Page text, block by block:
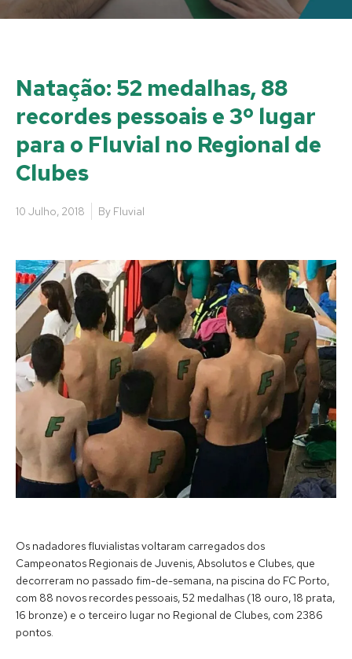
Natação: 52 medalhas, 88
recordes pessoais e 3º lugar
para o Fluvial no Regional de
Clubes
10 Julho, 2018 By Fluvial
Os nadadores fluvialistas voltaram carregados dos
Campeonatos Regionais de Juvenis, Absolutos e Clubes, que
decorreram no passado fim-de-semana, na piscina do FC Porto,
com 88 novos recordes pessoais, 52 medalhas (18 ouro, 18 prata,
16 bronze) e o terceiro lugar no Regional de Clubes, com 2386
pontos.